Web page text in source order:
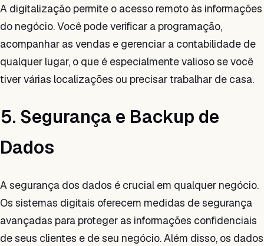
A digitalização permite o acesso remoto às informações
do negócio. Você pode verificar a programação,
acompanhar as vendas e gerenciar a contabilidade de
qualquer lugar, o que é especialmente valioso se você
tiver várias localizações ou precisar trabalhar de casa.
5. Segurança e Backup de
Dados
A segurança dos dados é crucial em qualquer negócio.
Os sistemas digitais oferecem medidas de segurança
avançadas para proteger as informações confidenciais
de seus clientes e de seu negócio. Além disso, os dados